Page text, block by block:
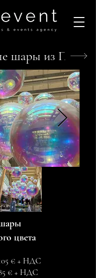
шары из ПВХ
цвета
€ + НДС
€ + НДС